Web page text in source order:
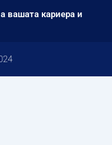
вашата кариера и